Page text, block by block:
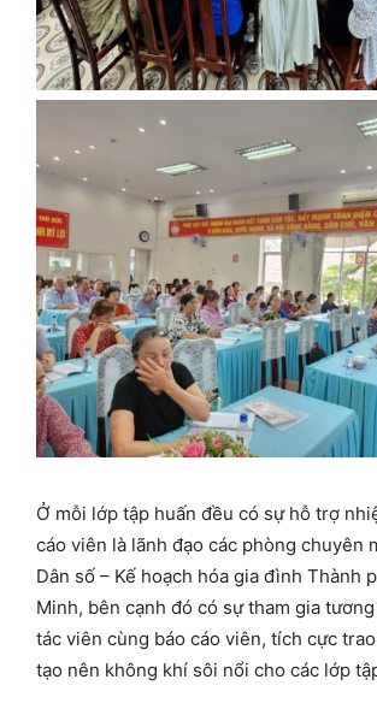
Ở mỗi lớp tập huấn đều có sự hỗ trợ
cáo viên là lãnh đạo các phòng chuyên
Dân số – Kế hoạch hóa gia đình Thành
Minh, bên cạnh đó có sự tham gia
tác viên cùng báo cáo viên, tích cực
tạo nên không khí sôi nổi cho các lớp